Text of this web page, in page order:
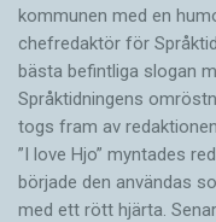
kommunen med en
chefredaktör för
bästa befintliga slogan
Språktidningens
togs fram av
”I love Hjo” myntades
började den användas
med ett rött hjärta.